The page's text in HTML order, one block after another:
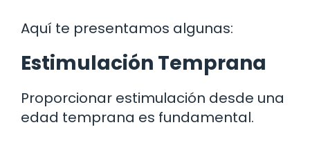
Aquí te presentamos algunas:
Estimulación Temprana
Proporcionar estimulación desde una
edad temprana es fundamental.